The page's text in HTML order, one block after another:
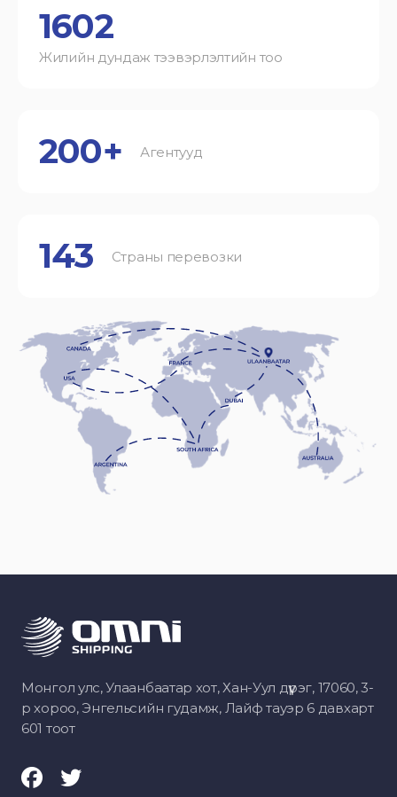
1602
Жилийн дундаж тээвэрлэлтийн тоо
200+ Агентууд
143 Страны перевозки
Монгол улс, Улаанбаатар хот, Хан-Уул дүүрэг, 17060, 3-
р хороо, Энгельсийн гудамж, Лайф тауэр 6 давхарт
601 тоот